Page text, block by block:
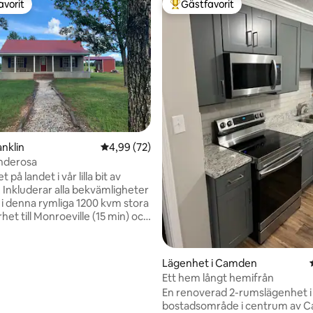
betyg, 12 omdömen
4,99 av 5 i genomsnittligt betyg, 72
4,99 (72)
på landet i vår lilla bit av
Inkluderar alla bekvämligheter
denna rymliga 1200 kvm stora
Populär gästfavorit
Gästfavorit
Lägenhet i Camden
Ett hem långt hemifrån
En renoverad 2-rumslägenhet i
bostadsområde i centrum av